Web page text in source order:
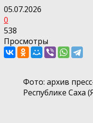
05.07.2026
0
538
Просмотры
Фото: архив
Республике Саха